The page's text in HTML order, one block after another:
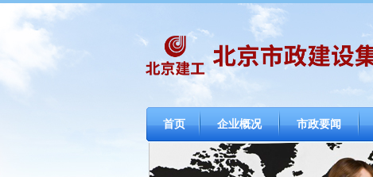
首页 企业概况 市政要闻